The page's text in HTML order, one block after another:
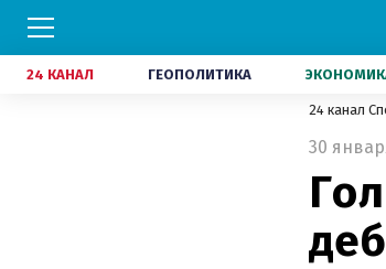
24 КАНАЛ ГЕОПОЛИТИКА
24 канал
30